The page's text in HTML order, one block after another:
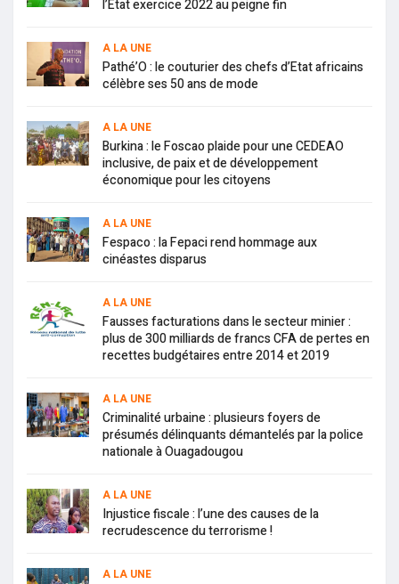
l’Etat exercice 2022 au peigne fin
A LA UNE
Pathé’O : le couturier des chefs d’Etat africains
célèbre ses 50 ans de mode
A LA UNE
Burkina : le Foscao plaide pour une CEDEAO
inclusive, de paix et de développement
économique pour les citoyens
A LA UNE
Fespaco : la Fepaci rend hommage aux
cinéastes disparus
A LA UNE
Fausses facturations dans le secteur minier :
plus de 300 milliards de francs CFA de pertes en
recettes budgétaires entre 2014 et 2019
A LA UNE
Criminalité urbaine : plusieurs foyers de
présumés délinquants démantelés par la police
nationale à Ouagadougou
A LA UNE
Injustice fiscale : l’une des causes de la
recrudescence du terrorisme !
A LA UNE